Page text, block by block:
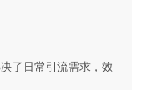
了日常引流需求，效